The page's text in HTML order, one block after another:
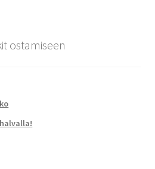
ostamiseen